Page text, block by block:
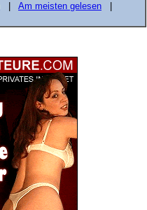
Am meisten gelesen